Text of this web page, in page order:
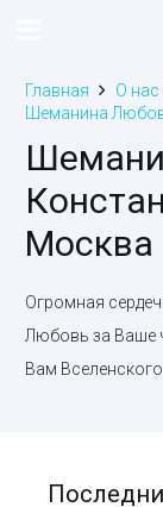
Главная О нас
Шеманина
Москва
Огромная
Любовь за Ваше
Вам